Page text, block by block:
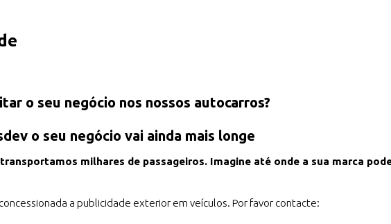
o seu negócio nos nossos autocarros?
o seu negócio vai ainda mais longe
milhares de passageiros. Imagine até onde a sua marca
a publicidade exterior em veículos. Por favor contacte: